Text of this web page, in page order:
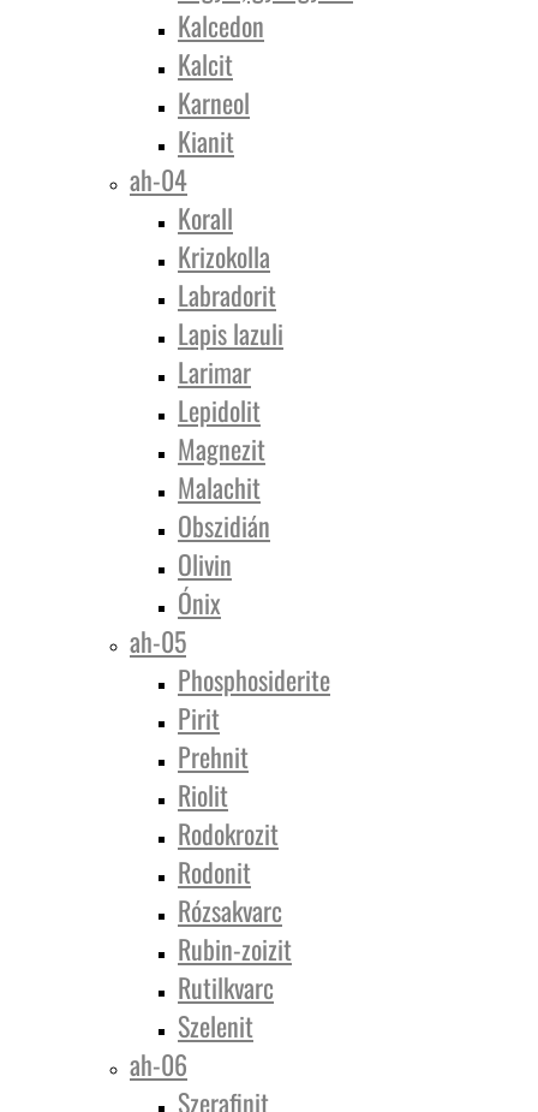
Kalcedon
Kalcit
Karneol
Kianit
ah-04
Korall
Krizokolla
Labradorit
Lapis lazuli
Larimar
Lepidolit
Magnezit
Malachit
Obszidián
Olivin
Ónix
ah-05
Phosphosiderite
Pirit
Prehnit
Riolit
Rodokrozit
Rodonit
Rózsakvarc
Rubin-zoizit
Rutilkvarc
Szelenit
ah-06
Szerafinit